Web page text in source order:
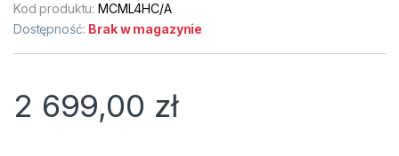
Kod produktu:MCML4HC/A
Dostępność: Brak w magazynie
2 699,00 zł